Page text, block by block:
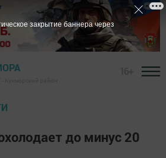
до минус 20
закрытие баннера через